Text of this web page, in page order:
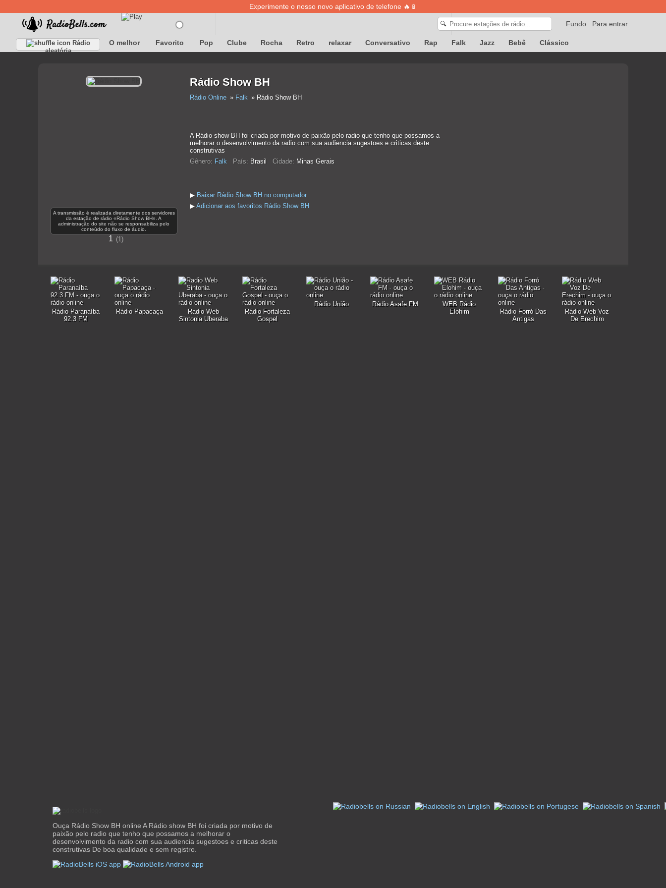
Experimente o nosso novo aplicativo de telefone 🔥📱
Para entrar
Fundo
🔍
Rádio
aleatória
O melhor Favorito Pop Clube Rocha Retro relaxar Conversativo Rap Falk Jazz Bebê Clássico
A transmissão é realizada diretamente dos servidores
da estação de rádio «Rádio Show BH». A
administração do site não se responsabiliza pelo
conteúdo do fluxo de áudio.
1 1
Rádio Show BH
Rádio Online Falk Rádio Show BH
A Rádio show BH foi criada por motivo de paixão pelo radio que tenho que possamos a
melhorar o desenvolvimento da radio com sua audiencia sugestoes e criticas deste
construtivas
Gênero: Falk País: Brasil Cidade: Minas Gerais
▶ Baixar Rádio Show BH no computador
▶ Adicionar aos favoritos Rádio Show BH
Rádio Paranaíba
92.3 FM
Rádio Papacaça
Radio Web
Sintonia Uberaba
Rádio Fortaleza
Gospel
Rádio União Rádio Asafe FM
WEB Rádio
Elohim
Rádio Forró Das
Antigas
Rádio Web Voz
De Erechim
Ouça Rádio Show BH online A Rádio show BH foi criada por motivo de
paixão pelo radio que tenho que possamos a melhorar o
desenvolvimento da radio com sua audiencia sugestoes e criticas deste
construtivas De boa qualidade e sem registro.